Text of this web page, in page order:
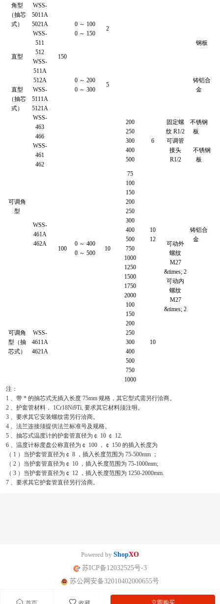
立即购买
角型
（抽芯
式）
WSS-
5011A
5021A
150
0 ～ 100
0 ～ 150
2
直型
WSS-
511
512
钢板
WSS-
511A
512A
0 ～ 200
0 ～ 300
5
铸铝合
金
直型
（抽芯
式）
WSS-
5111A
5121A
可调角
型
WSS-
463
466
100
0 ～ 400
0 ～ 500
10
200
250
300
400
500
6
固定螺
纹 R1/2
可调管
接头
R1/2
不锈钢
板
WSS-
461
462
不锈钢
板
WSS-
461A
462A
75
100
150
200
250
300
400
500
750
1000
1250
1500
1750
2000
10
12
可动外
螺纹
M27
&times; 2
可动内
螺纹
M27
&times; 2
铸铝合
金
可调角
型（抽
芯式）
WSS-
4611A
4621A
100
150
200
250
300
400
500
750
1000
10
注：
1 、带 * 的抽芯式无插入长度 75mm 规格，其它型式需另行洽商。
2 、护套管材料， 1Cr18Ni9Ti, 要求其它材料须注明。
3 、要求其它安装螺纹需另行洽商。
4 、法兰连接须提供法兰标准号及规格。
5 、抽芯式温度计的护套管直径为￠ 10 ￠ 12.
6 、温度计标度盘公称直径为￠ 100 ，￠ 150 的插入长度为
（ 1 ）当护套管直径为￠ 8 ，插入长度范围为 75-500mm ；
（ 2 ）当护套管直径为￠ 10 ，插入长度范围为 75-1000mm;
（ 3 ）当护套管直径为￠ 12 ，插入长度范围为 1250-2000mm.
7 、要求其它护套管直径另行洽商。
Powered by ShopXO
苏ICP备12032525号-3
苏公网安备32010402000655号